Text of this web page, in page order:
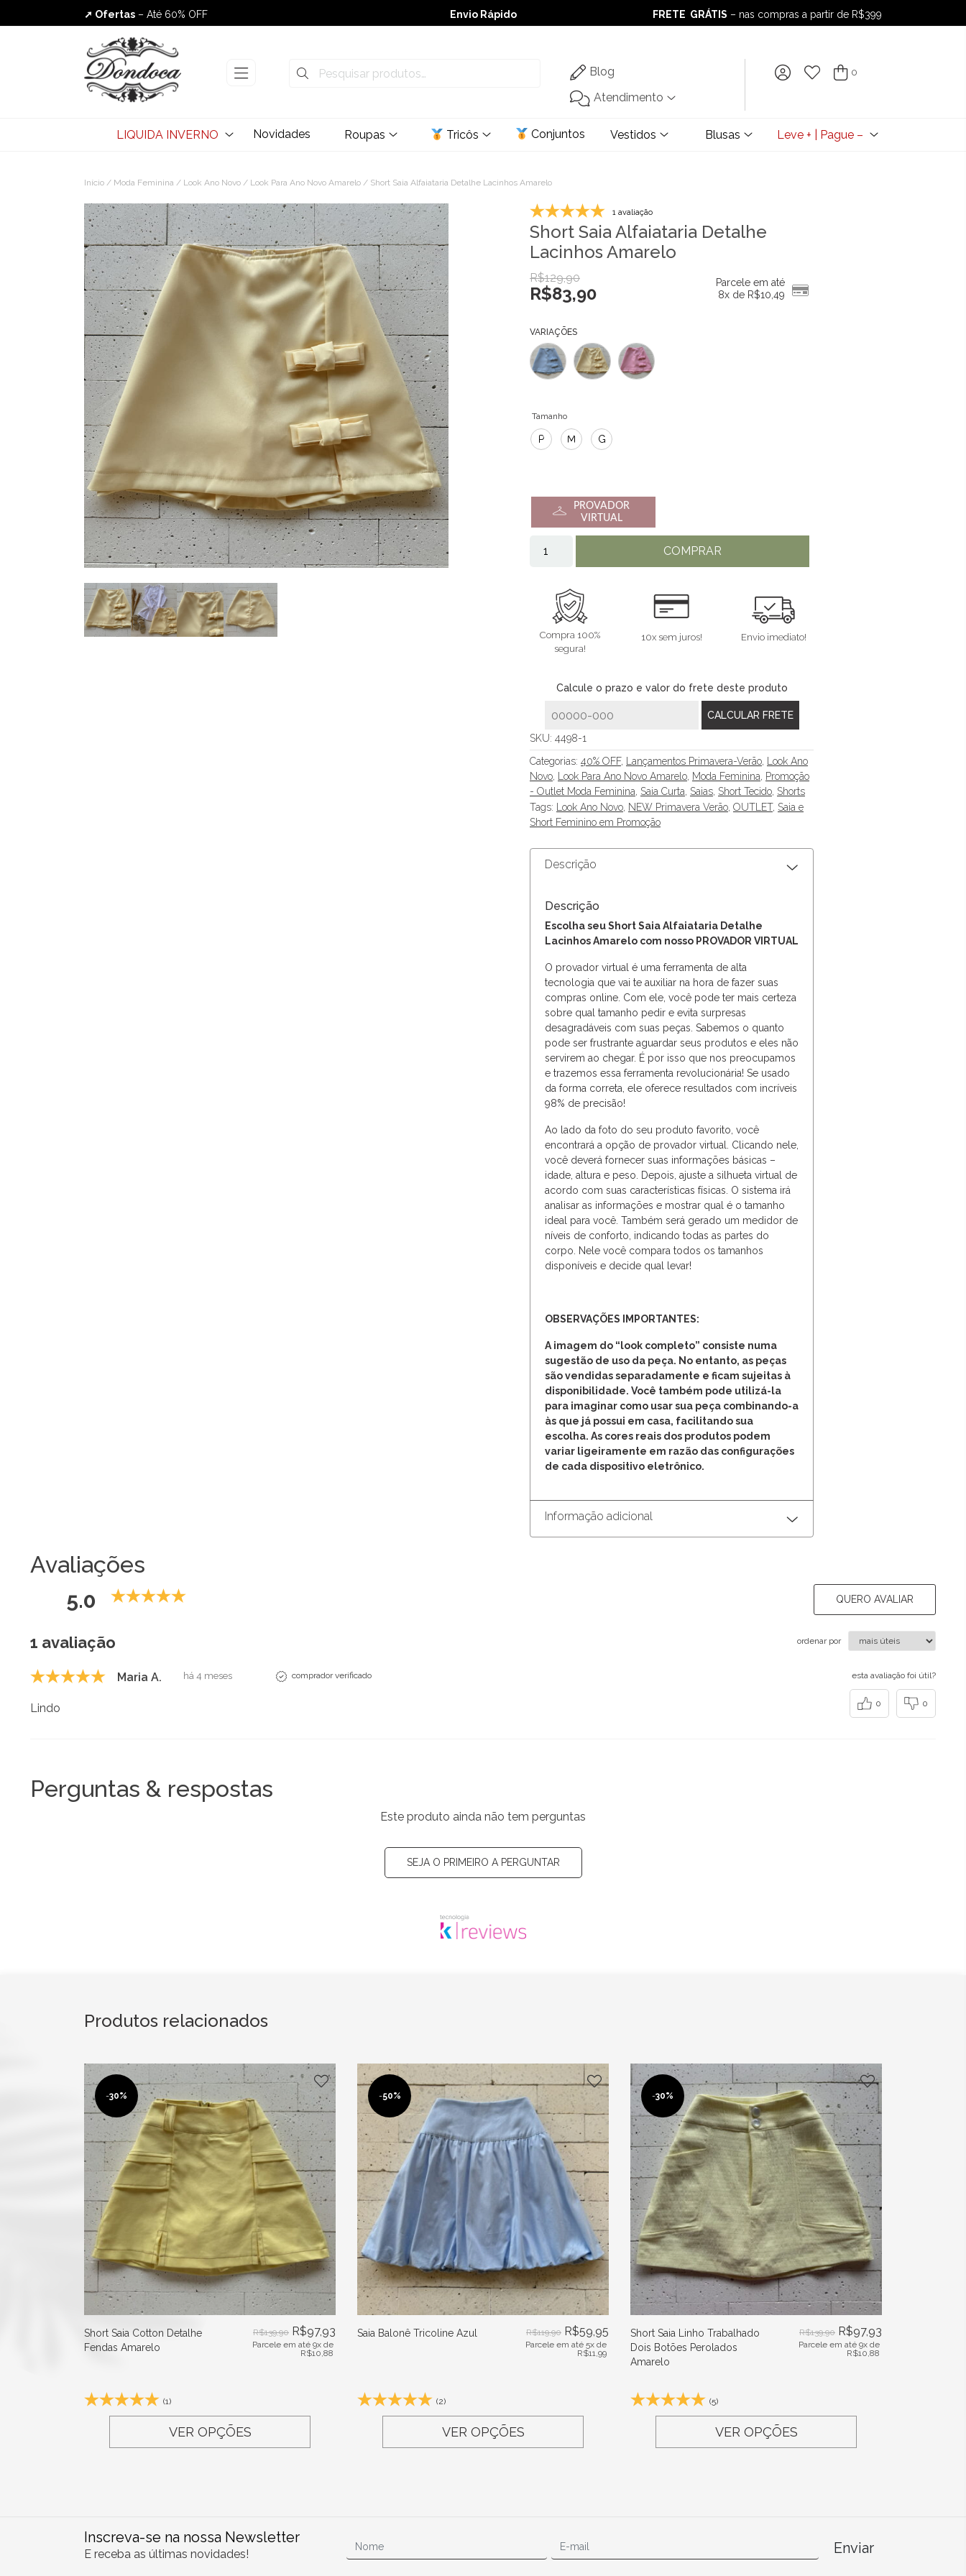
➚ Ofertas – Até 60% OFF
Envio Rápido
Envio Rápido
➚ Ofertas– Até 60% OFF
FRETE GRÁTIS – nas compras a partir de R$399
FRETE GRÁTIS– nas compras a partir de R$399
Blog
Atendimento
0
LIQUIDA INVERNO Novidades Roupas Tricôs Conjuntos Vestidos Blusas Leve + | Pague –
Início / Moda Feminina / Look Ano Novo / Look Para Ano Novo Amarelo / Short Saia Alfaiataria Detalhe Lacinhos Amarelo
1 avaliação
Short Saia Alfaiataria Detalhe
Lacinhos Amarelo
R$129,90
R$83,90
Parcele em até
8x de R$10,49
VARIAÇÕES
Tamanho
P M G
PROVADOR
VIRTUAL
COMPRAR
Compra 100%
segura!
10x sem juros! Envio imediato!
Calcule o prazo e valor do frete deste produto
SKU: 4498-1
Categorias: 40% OFF, Lançamentos Primavera-Verão, Look Ano
Novo, Look Para Ano Novo Amarelo, Moda Feminina, Promoção
- Outlet Moda Feminina, Saia Curta, Saias, Short Tecido, Shorts
Tags: Look Ano Novo, NEW Primavera Verão, OUTLET, Saia e
Short Feminino em Promoção
Descrição
Descrição
Escolha seu Short Saia Alfaiataria Detalhe
Lacinhos Amarelo com nosso PROVADOR VIRTUAL
O provador virtual é uma ferramenta de alta
tecnologia que vai te auxiliar na hora de fazer suas
compras online. Com ele, você pode ter mais certeza
sobre qual tamanho pedir e evita surpresas
desagradáveis com suas peças. Sabemos o quanto
pode ser frustrante aguardar seus produtos e eles não
servirem ao chegar. É por isso que nos preocupamos
e trazemos essa ferramenta revolucionária! Se usado
da forma correta, ele oferece resultados com incríveis
98% de precisão!
Ao lado da foto do seu produto favorito, você
encontrará a opção de provador virtual. Clicando nele,
você deverá fornecer suas informações básicas –
idade, altura e peso. Depois, ajuste a silhueta virtual de
acordo com suas características físicas. O sistema irá
analisar as informações e mostrar qual é o tamanho
ideal para você. Também será gerado um medidor de
níveis de conforto, indicando todas as partes do
corpo. Nele você compara todos os tamanhos
disponíveis e decide qual levar!
OBSERVAÇÕES IMPORTANTES:
A imagem do “look completo” consiste numa
sugestão de uso da peça. No entanto, as peças
são vendidas separadamente e ficam sujeitas à
disponibilidade. Você também pode utilizá-la
para imaginar como usar sua peça combinando-a
às que já possui em casa, facilitando sua
escolha. As cores reais dos produtos podem
variar ligeiramente em razão das configurações
de cada dispositivo eletrônico.
Informação adicional
Avaliações
5.0 QUERO AVALIAR
1 avaliação ordenar por
Maria A. há 4 meses comprador verificado
Lindo
esta avaliação foi útil?
0 0
Perguntas & respostas
Este produto ainda não tem perguntas
SEJA O PRIMEIRO A PERGUNTAR
Produtos relacionados
-30%
Short Saia Cotton Detalhe
Fendas Amarelo
R$139,90 R$97,93
Parcele em até 9x de
R$10,88
(1)
VER OPÇÕES
-50%
Saia Balonê Tricoline Azul R$119,90 R$59,95
Parcele em até 5x de
R$11,99
(2)
VER OPÇÕES
-30%
Short Saia Linho Trabalhado
Dois Botões Perolados
Amarelo
R$139,90 R$97,93
Parcele em até 9x de
R$10,88
(5)
VER OPÇÕES
Inscreva-se na nossa Newsletter
E receba as últimas novidades! Enviar